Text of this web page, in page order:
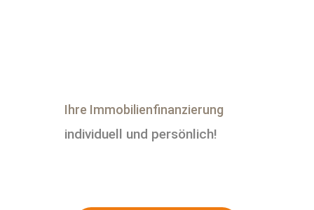
Ihre Immobilienfinanzierung
individuell und persönlich!